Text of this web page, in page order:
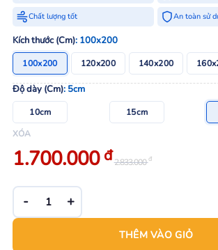
Chất lượng tốt An toàn sử
Kích thước (Cm): 100x200
100x200 120x200 140x200
Độ dày (Cm): 5cm
10cm 15cm
XÓA
1.700.000 đ
Giá
bán:
1.700.000 đ.
2.833.000đ
Giá
gốc:
2.833.000 đ.
Nệm Foam Aroma Luxury gấp 3 số lượng
THÊM VÀO GIỎ